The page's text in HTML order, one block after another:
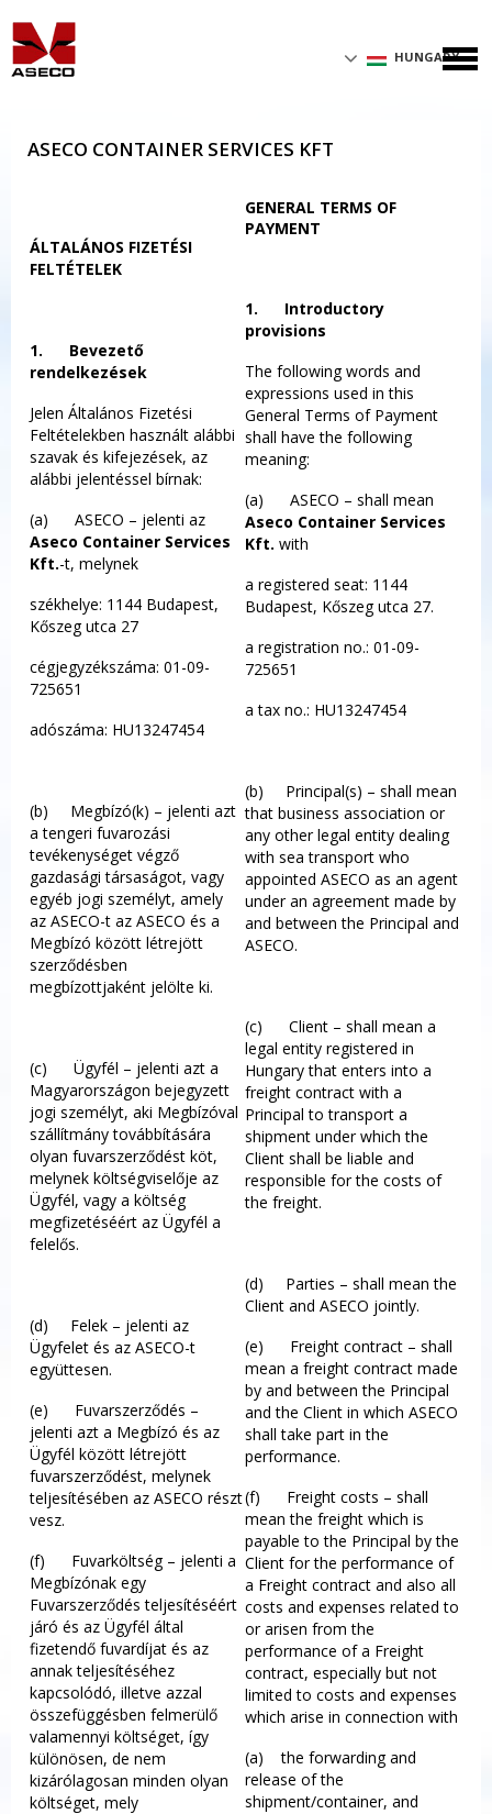
HUNGARY
ASECO CONTAINER SERVICES KFT
ÁLTALÁNOS FIZETÉSI
FELTÉTELEK
1. Bevezető
rendelkezések
Jelen Általános Fizetési
Feltételekben használt alábbi
szavak és kifejezések, az
alábbi jelentéssel bírnak:
(a) ASECO – jelenti az
Aseco Container Services
Kft.-t, melynek
székhelye: 1144 Budapest,
Kőszeg utca 27
cégjegyzékszáma: 01-09-
725651
adószáma: HU13247454
(b) Megbízó(k) – jelenti azt
a tengeri fuvarozási
tevékenységet végző
gazdasági társaságot, vagy
egyéb jogi személyt, amely
az ASECO-t az ASECO és a
Megbízó között létrejött
szerződésben
megbízottjaként jelölte ki.
(c) Ügyfél – jelenti azt a
Magyarországon bejegyzett
jogi személyt, aki Megbízóval
szállítmány továbbítására
olyan fuvarszerződést köt,
melynek költségviselője az
Ügyfél, vagy a költség
megfizetéséért az Ügyfél a
felelős.
(d) Felek – jelenti az
Ügyfelet és az ASECO-t
együttesen.
(e) Fuvarszerződés –
jelenti azt a Megbízó és az
Ügyfél között létrejött
fuvarszerződést, melynek
teljesítésében az ASECO részt
vesz.
(f) Fuvarköltség – jelenti a
Megbízónak egy
Fuvarszerződés teljesítéséért
járó és az Ügyfél által
fizetendő fuvardíjat és az
annak teljesítéséhez
kapcsolódó, illetve azzal
összefüggésben felmerülő
valamennyi költséget, így
különösen, de nem
kizárólagosan minden olyan
költséget, mely
GENERAL TERMS OF
PAYMENT
1. Introductory
provisions
The following words and
expressions used in this
General Terms of Payment
shall have the following
meaning:
(a) ASECO – shall mean
Aseco Container Services
Kft. with
a registered seat: 1144
Budapest, Kőszeg utca 27.
a registration no.: 01-09-
725651
a tax no.: HU13247454
(b) Principal(s) – shall mean
that business association or
any other legal entity dealing
with sea transport who
appointed ASECO as an agent
under an agreement made by
and between the Principal and
ASECO.
(c) Client – shall mean a
legal entity registered in
Hungary that enters into a
freight contract with a
Principal to transport a
shipment under which the
Client shall be liable and
responsible for the costs of
the freight.
(d) Parties – shall mean the
Client and ASECO jointly.
(e) Freight contract – shall
mean a freight contract made
by and between the Principal
and the Client in which ASECO
shall take part in the
performance.
(f) Freight costs – shall
mean the freight which is
payable to the Principal by the
Client for the performance of
a Freight contract and also all
costs and expenses related to
or arisen from the
performance of a Freight
contract, especially but not
limited to costs and expenses
which arise in connection with
(a) the forwarding and
release of the
shipment/container, and